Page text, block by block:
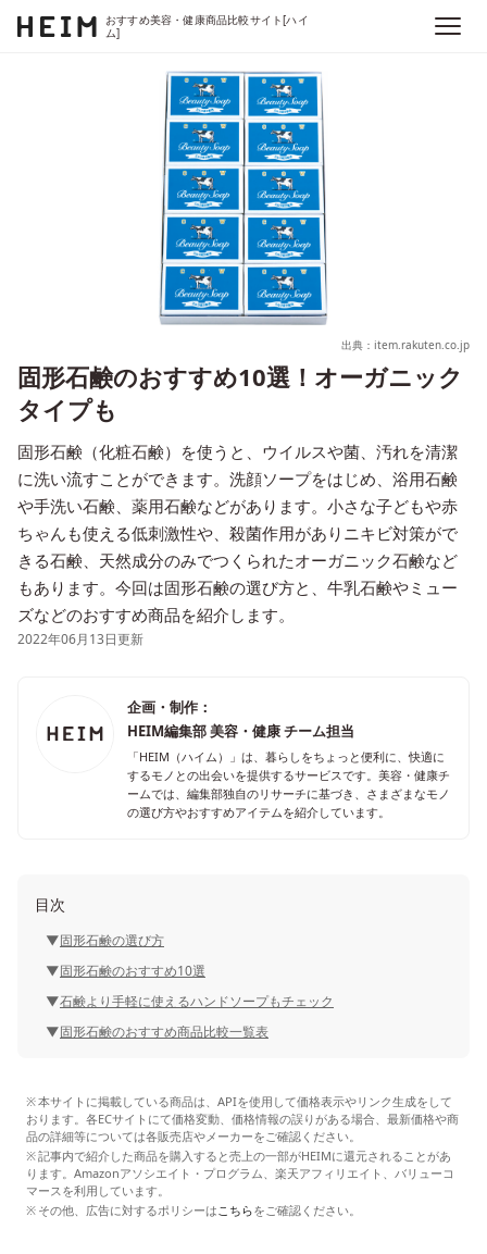
おすすめ美容・健康商品比較サイト[ハイ
ム]
出典：item.rakuten.co.jp
固形石鹸のおすすめ10選！オーガニック
タイプも
固形石鹸（化粧石鹸）を使うと、ウイルスや菌、汚れを清潔
に洗い流すことができます。洗顔ソープをはじめ、浴用石鹸
や手洗い石鹸、薬用石鹸などがあります。小さな子どもや赤
ちゃんも使える低刺激性や、殺菌作用がありニキビ対策がで
きる石鹸、天然成分のみでつくられたオーガニック石鹸など
もあります。今回は固形石鹸の選び方と、牛乳石鹸やミュー
ズなどのおすすめ商品を紹介します。
2022年06月13日更新
企画・制作：
HEIM編集部 美容・健康 チーム担当
「HEIM（ハイム）」は、暮らしをちょっと便利に、快適に
するモノとの出会いを提供するサービスです。美容・健康チ
ームでは、編集部独自のリサーチに基づき、さまざまなモノ
の選び方やおすすめアイテムを紹介しています。
目次
固形石鹸の選び方
固形石鹸のおすすめ10選
石鹸より手軽に使えるハンドソープもチェック
固形石鹸のおすすめ商品比較一覧表
本サイトに掲載している商品は、APIを使用して価格表示やリンク生成をして
おります。各ECサイトにて価格変動、価格情報の誤りがある場合、最新価格や商
品の詳細等については各販売店やメーカーをご確認ください。
記事内で紹介した商品を購入すると売上の一部がHEIMに還元されることがあ
ります。Amazonアソシエイト・プログラム、楽天アフィリエイト、バリューコ
マースを利用しています。
その他、広告に対するポリシーはこちらをご確認ください。